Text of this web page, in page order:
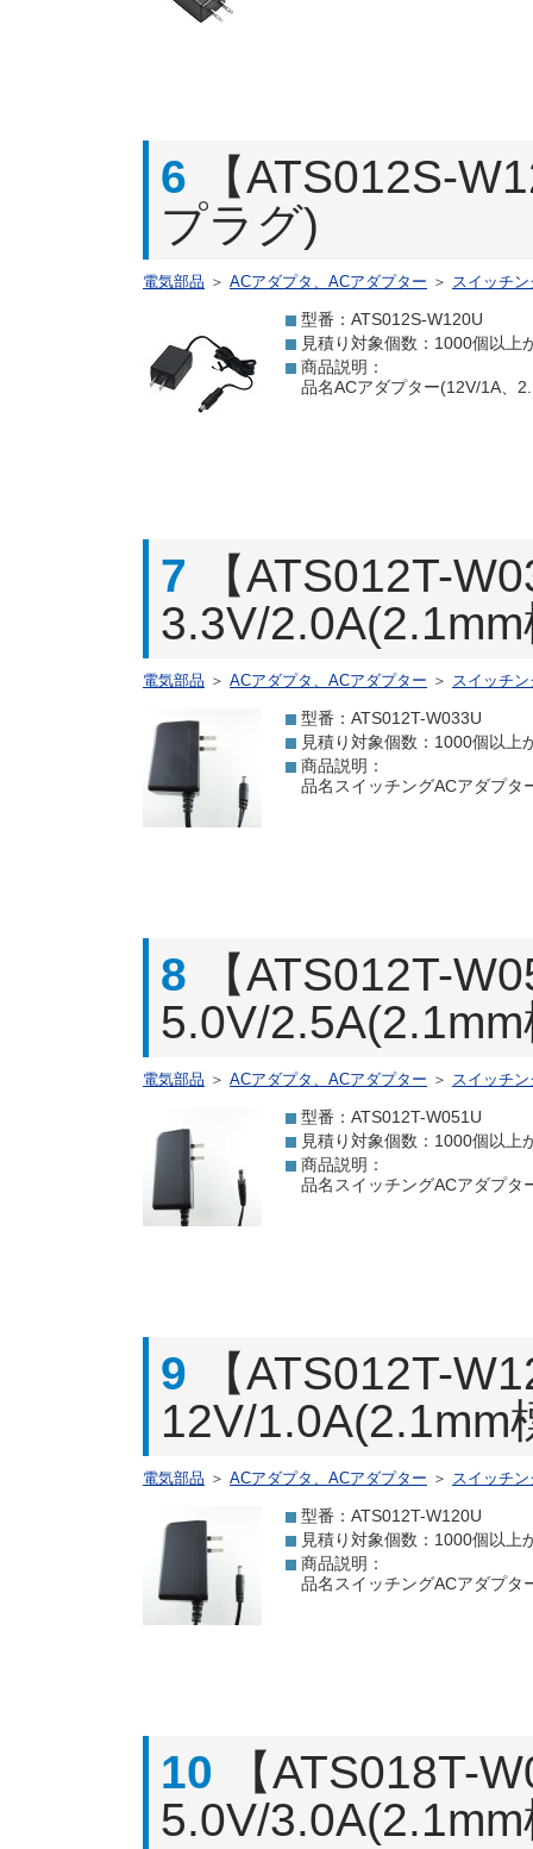
6
【ATS012S-
プラグ)
電気部品 ＞ ACアダプタ、ACアダプター ＞ スイッチ
型番：ATS012S-W120U
見積り対象個数：1000個以上
商品説明：
品名ACアダプター(12V/1A、
7
【ATS012T-
3.3V/
電気部品 ＞ ACアダプタ、ACアダプター ＞ スイッチ
型番：ATS012T-W033U
見積り対象個数：1000個以上
商品説明：
品名スイッチングACアダプタ
8
【ATS012T-
5.0V/
電気部品 ＞ ACアダプタ、ACアダプター ＞ スイッチ
型番：ATS012T-W051U
見積り対象個数：1000個以上
商品説明：
品名スイッチングACアダプタ
9
【ATS012T-
12V/1.0A(2.1mm
電気部品 ＞ ACアダプタ、ACアダプター ＞ スイッチ
型番：ATS012T-W120U
見積り対象個数：1000個以上
商品説明：
品名スイッチングACアダプタ
10
【ATS018T-
5.0V/